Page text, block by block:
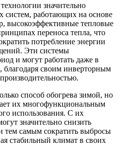
значительно
систем, работающих на основе
высокоэффективные тепловые
переноса тепла, что
потребление энергии
Эти системы
и могут работать даже в
благодаря своим инверторным
способ обогрева зимой, но
их многофункциональным
использования. С их
значительно снизить
тем самым сократить выбросы
стабильный климат в своих